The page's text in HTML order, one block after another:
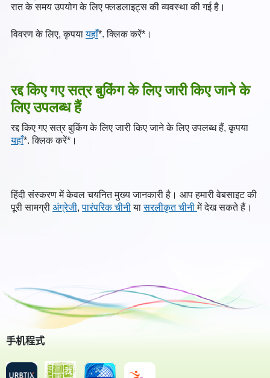
रात के समय उपयोग के लिए फ्लडलाइट्स की व्यवस्था की गई है।
विवरण के लिए, कृपयायहाँ*. क्लिक करें*।
रद्द किए गए सत्र बुकिंग के लिए जारी किए जाने के
लिए उपलब्ध हैं
रद्द किए गए सत्र बुकिंग के लिए जारी किए जाने के लिए उपलब्ध हैं, कृपया
यहाँ*. क्लिक करें*।
हिंदी संस्करण में केवल चयनित मुख्य जानकारी है। आप हमारी वेबसाइट की
पूरी सामग्री अंग्रेजी,पारंपरिक चीनीयासरलीकृत चीनीमें देख सकते हैं।
手机程式